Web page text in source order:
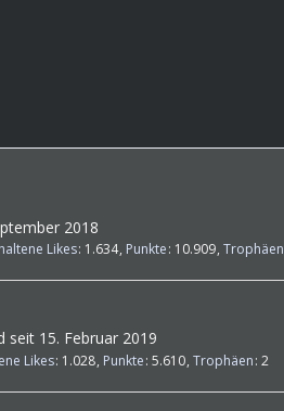
2018
Likes 1.634 Punkte 10.909 Trophäen
seit 15. Februar 2019
Likes 1.028 Punkte 5.610 Trophäen 2